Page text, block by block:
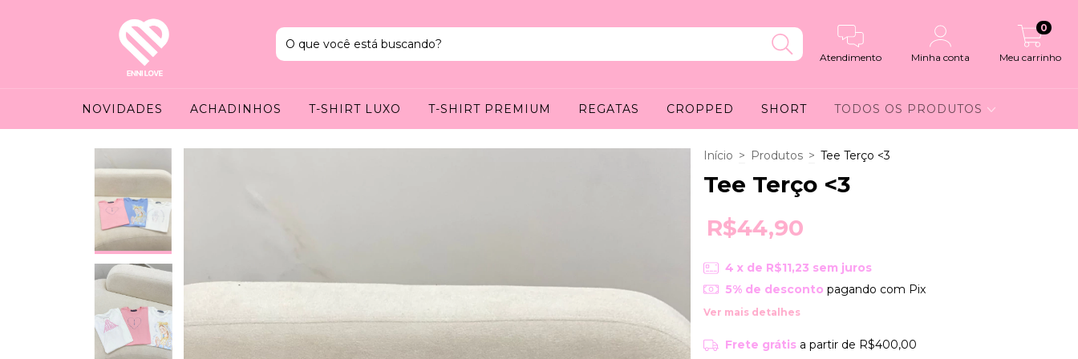
Atendimento Minha conta Meu carrinho
0
NOVIDADES ACHADINHOS T-SHIRT LUXO T-SHIRT PREMIUM REGATAS CROPPED SHORT TODOS OS PRODUTOS
Início > Produtos > Tee Terço <3
Tee Terço <3
R$44,90
4 x de R$11,23 sem juros
5% de desconto pagando com Pix
Ver mais detalhes
Frete grátis a partir de R$400,00